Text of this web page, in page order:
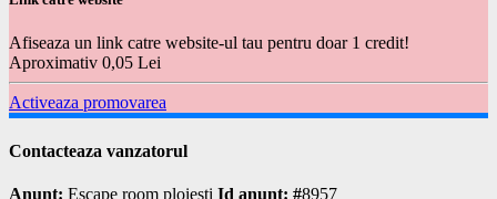
Afiseaza un link catre website-ul tau pentru doar 1 credit!
Aproximativ 0,05 Lei
Activeaza promovarea
Contacteaza vanzatorul
Anunt: Escape room ploiesti Id anunt: #8957